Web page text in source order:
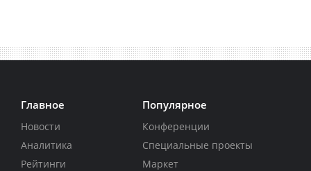
Главное
Новости
Аналитика
Рейтинги
Популярное
Конференции
Специальные проекты
Маркет